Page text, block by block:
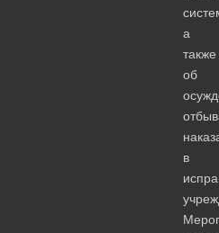
а
также
об
в